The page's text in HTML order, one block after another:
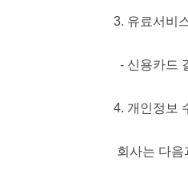
3. 유료서비
- 신용카드
4. 개인정보
회사는 다음